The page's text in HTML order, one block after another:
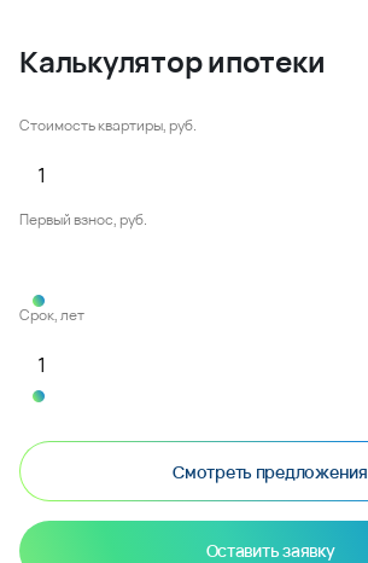
Калькулятор ипотеки
Стоимость квартиры, руб.
Первый взнос, руб.
Срок, лет
Смотреть предложения
Оставить заявку